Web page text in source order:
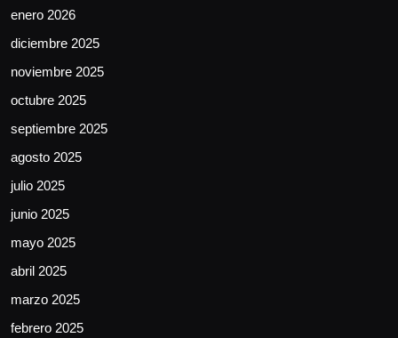
enero 2026
diciembre 2025
noviembre 2025
octubre 2025
septiembre 2025
agosto 2025
julio 2025
junio 2025
mayo 2025
abril 2025
marzo 2025
febrero 2025